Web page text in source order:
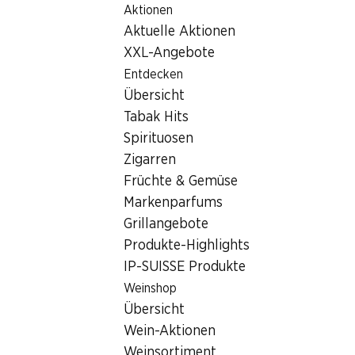
Aktionen
Aktuelle Aktionen
XXL-Angebote
Entdecken
Übersicht
Tabak Hits
Spirituosen
Zigarren
Früchte & Gemüse
Markenparfums
Grillangebote
Produkte-Highlights
IP-SUISSE Produkte
Weinshop
Übersicht
Wein-Aktionen
Filialsuche
Denner Filiale Niederämterstrasse 74, 4657 Dulliken
4657 Dulliken
Niederämterstrasse 74, 4657 Dulliken
Öffnungszeiten